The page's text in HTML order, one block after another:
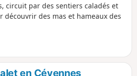
circuit par des sentiers caladés et
découvrir des mas et hameaux des
en Cévennes